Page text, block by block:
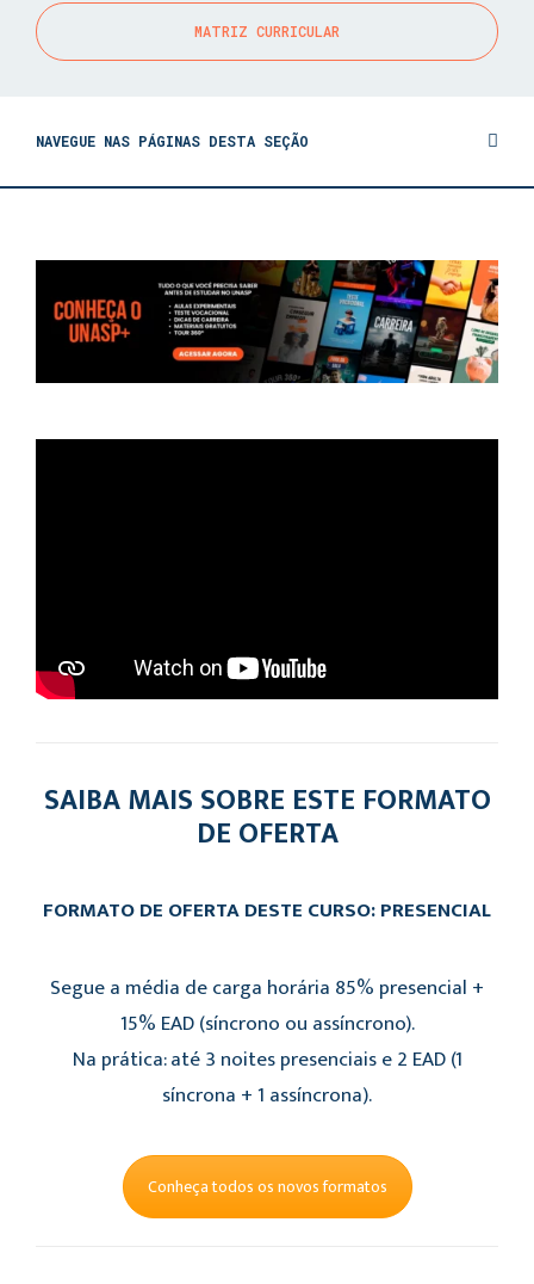
MATRIZ CURRICULAR
NAVEGUE NAS PÁGINAS DESTA SEÇÃO
SAIBA MAIS SOBRE ESTE FORMATO
DE OFERTA
FORMATO DE OFERTA DESTE CURSO: PRESENCIAL
Segue a média de carga horária 85% presencial +
15% EAD (síncrono ou assíncrono).
Na prática: até 3 noites presenciais e 2 EAD (1
síncrona + 1 assíncrona).
Conheça todos os novos formatos